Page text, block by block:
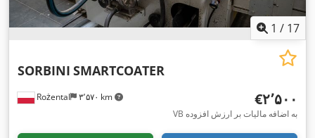
1 / 17
Rożental ۳٬۵۷۰ km
SORBINI SMARTCOATER
‎€۲٬۵۰۰
VB به اضافه مالیات بر ارزش افزوده